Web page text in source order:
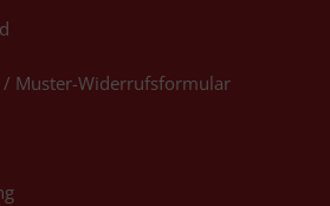
Muster-Widerrufsformular